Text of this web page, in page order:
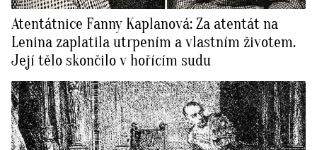
Atentátnice Fanny Kaplanová: Za atentát na
Lenina zaplatila utrpením a vlastním životem.
Její tělo skončilo v hořícím sudu